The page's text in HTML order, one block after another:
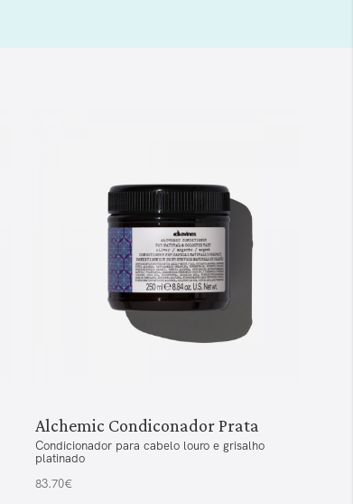
Alchemic Condiconador Prata
Condicionador para cabelo louro e grisalho
platinado
83.70€